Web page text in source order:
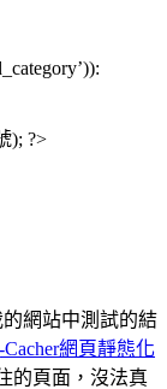
); ?>
網站中測試的結
Cacher網頁靜態化
的頁面，沒法真